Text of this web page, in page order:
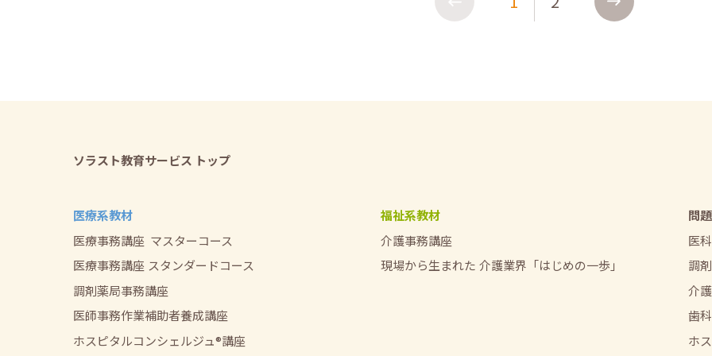
ソラスト教育サービス トップ
医療系教材
医療事務講座 マスターコース
医療事務講座 スタンダードコース
調剤薬局事務講座
医師事務作業補助者養成講座
ホスピタルコンシェルジュ®講座
福祉系教材
介護事務講座
現場から生まれた 介護業界「はじめの一歩」
問
医科
調剤
介護
歯科
ホ